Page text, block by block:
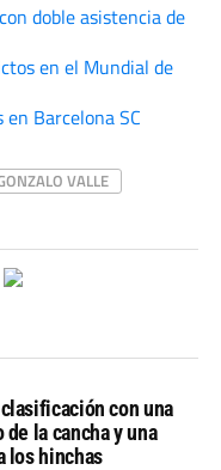
doble asistencia de
en el Mundial de
Barcelona SC
VALLE
con una
la cancha y una
los hinchas